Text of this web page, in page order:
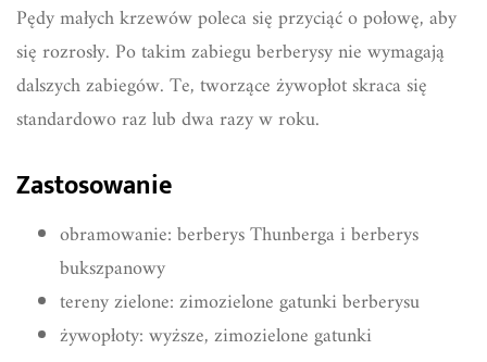
Pędy małych krzewów poleca się przyciąć o połowę, aby
się rozrosły. Po takim zabiegu berberysy nie wymagają
dalszych zabiegów. Te, tworzące żywopłot skraca się
standardowo raz lub dwa razy w roku.
Zastosowanie
obramowanie: berberys Thunberga i berberys
bukszpanowy
tereny zielone: zimozielone gatunki berberysu
żywopłoty: wyższe, zimozielone gatunki